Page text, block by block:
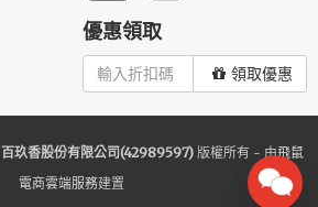
優惠領取
領取優惠
百玖香股份有限公司(42989597) 版權所有 - 由飛鼠
電商雲端服務建置